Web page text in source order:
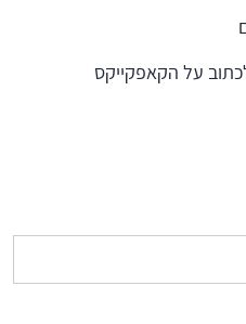
על הקאפקייקס